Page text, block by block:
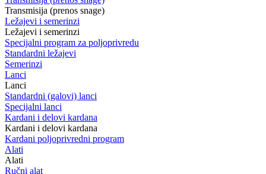
Transmisija (prenos snage)
Ležajevi i semerinzi
Ležajevi i semerinzi
Specijalni program za poljoprivredu
Standardni ležajevi
Semerinzi
Lanci
Lanci
Standardni (galovi) lanci
Specijalni lanci
Kardani i delovi kardana
Kardani i delovi kardana
Kardani poljoprivredni program
Alati
Alati
Ručni alat